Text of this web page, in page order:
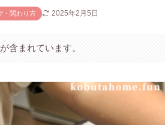
・関わり方 2025年2月5日
含まれています。